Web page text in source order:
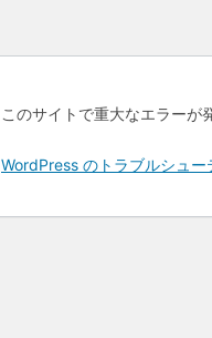
このサイトで重大なエラーが
WordPress のトラブルシュー